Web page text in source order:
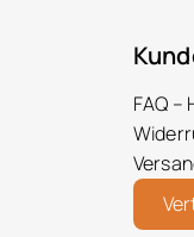
FAQ –